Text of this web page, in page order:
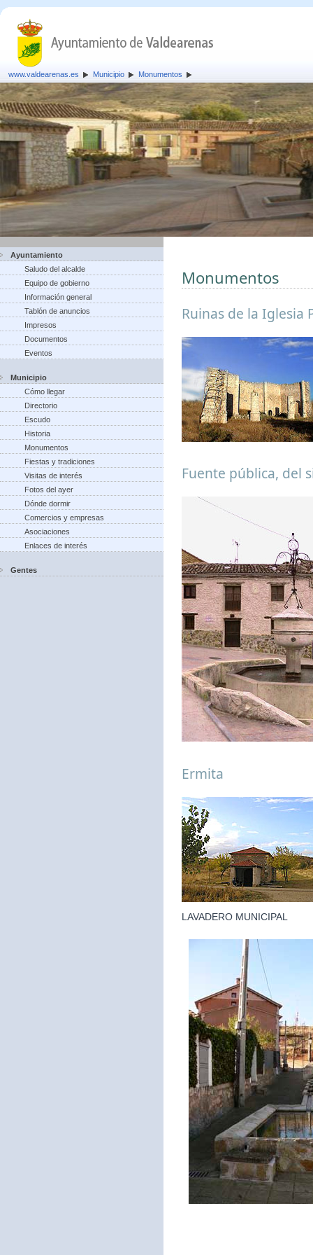
www.valdearenas.es Municipio Monumentos
Ayuntamiento
Saludo del alcalde
Equipo de gobierno
Información general
Tablón de anuncios
Impresos
Documentos
Eventos
Municipio
Cómo llegar
Directorio
Escudo
Historia
Monumentos
Fiestas y tradiciones
Visitas de interés
Fotos del ayer
Dónde dormir
Comercios y empresas
Asociaciones
Enlaces de interés
Gentes
Monumentos
Ruinas de la
Fuente pública, del
Ermita
LAVADERO MUNICIPAL